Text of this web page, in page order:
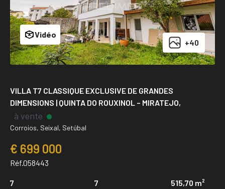
+40
Vidéo
VILLA T7 CLASSIQUE EXCLUSIVE DE GRANDES
DIMENSIONS | QUINTA DO ROUXINOL – MIRATEJO,
à vente
Corroios, Seixal, Setúbal
€ 699 000
Réf.058443
7
7
515,70 m²